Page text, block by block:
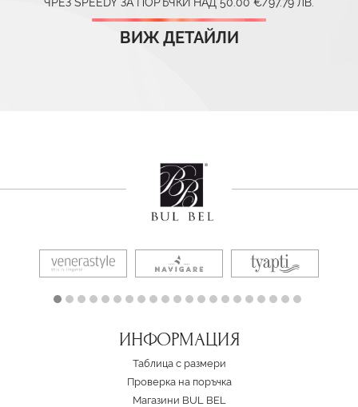
ЧРЕЗ SPEEDY ЗА ПОРЪЧКИ НАД 50.00 €/97.79 ЛВ.
ВИЖ ДЕТАЙЛИ
ИНФОРМАЦИЯ
Таблица с размери
Проверка на поръчка
Магазини BUL BEL